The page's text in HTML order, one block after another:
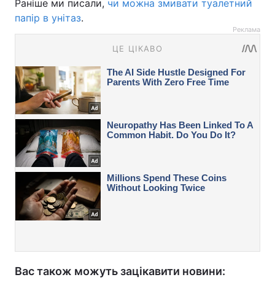
Раніше ми писали, чи можна змивати туалетний
папір в унітаз.
Реклама
Вас також можуть зацікавити новини: